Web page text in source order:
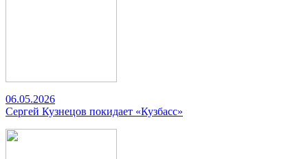
06.05.2026
Сергей Кузнецов покидает «Кузбасс»